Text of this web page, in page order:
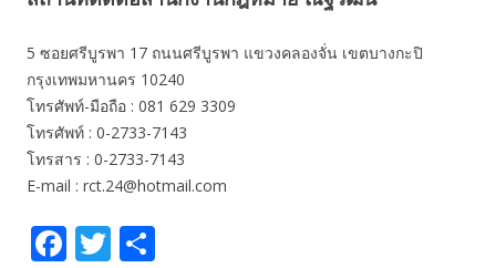
5 ซอยศรีบูรพา 17 ถนนศรีบูรพา แขวงคลองจั่น เขตบางกะปิ
กรุงเทพมหานคร 10240
โทรศัพท์-มือถือ : 081 629 3309
โทรศัพท์ : 0-2733-7143
โทรสาร : 0-2733-7143
E-mail : rct.24@hotmail.com
F T